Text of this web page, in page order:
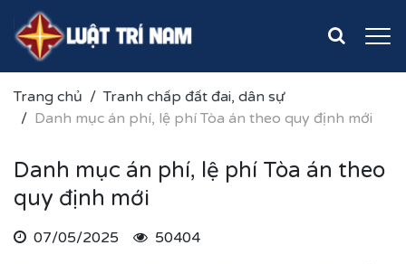
Trang chủ
Tranh chấp đất đai, dân sự
Danh mục án phí, lệ phí Tòa án theo quy định mới
Danh mục án phí, lệ phí Tòa án theo
quy định mới
07/05/2025
50404